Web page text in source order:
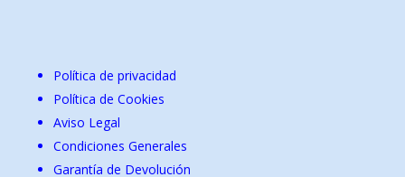
Política de privacidad
Política de Cookies
Aviso Legal
Condiciones Generales
Garantía de Devolución